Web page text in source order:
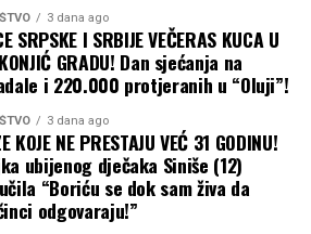
3 dana ago
SRPSKE I SRBIJE VEČERAS KUCA U
GRADU! Dan sjećanja na
i 220.000 protjeranih u “Oluji”!
3 dana ago
KOJE NE PRESTAJU VEĆ 31 GODINU!
ubijenog dječaka Siniše (12)
“Boriću se dok sam živa da
odgovaraju!”